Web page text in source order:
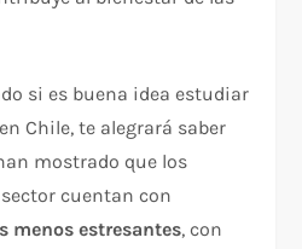
si es buena idea estudiar
Chile, te alegrará saber
mostrado que los
cuentan con
menos estresantes, con